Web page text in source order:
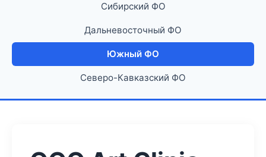
Сибирский ФО
Дальневосточный ФО
Южный ФО
Северо-Кавказский ФО